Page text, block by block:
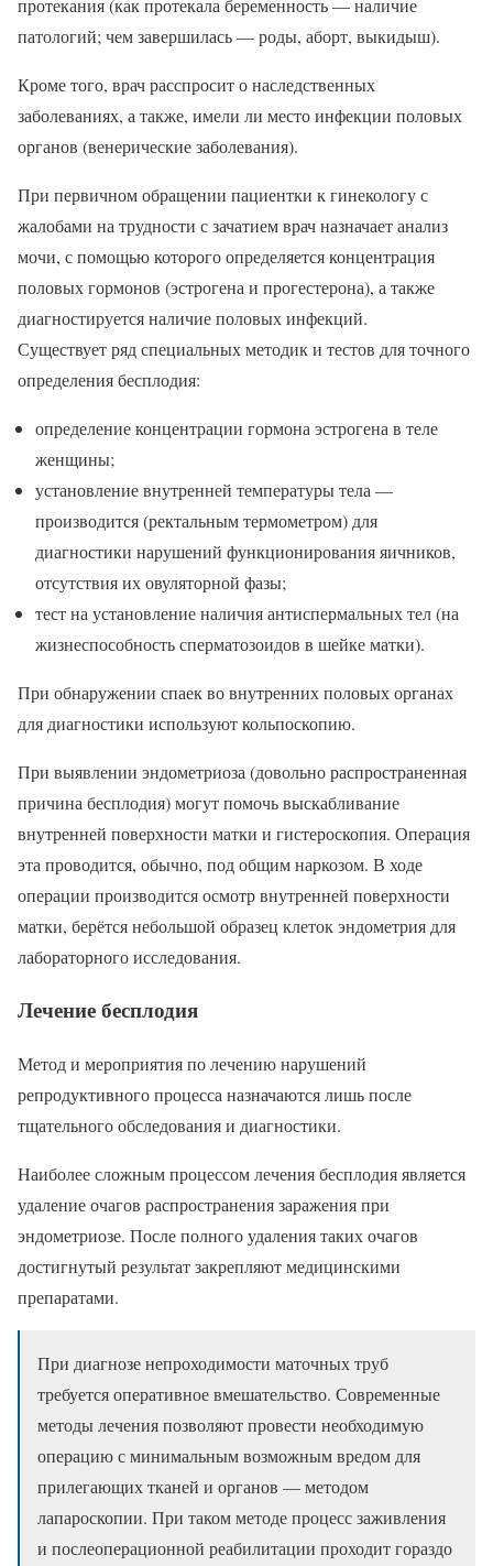
патологий; чем завершилась — роды, аборт, выкидыш).
Кроме того, врач расспросит о наследственных
заболеваниях, а также, имели ли место инфекции половых
органов (венерические заболевания).
При первичном обращении пациентки к гинекологу с
жалобами на трудности с зачатием врач назначает анализ
мочи, с помощью которого определяется концентрация
половых гормонов (эстрогена и прогестерона), а также
диагностируется наличие половых инфекций.
Существует ряд специальных методик и тестов для точного
определения бесплодия:
определение концентрации гормона эстрогена в теле
женщины;
установление внутренней температуры тела —
производится (ректальным термометром) для
диагностики нарушений функционирования яичников,
отсутствия их овуляторной фазы;
тест на установление наличия антиспермальных тел (на
жизнеспособность сперматозоидов в шейке матки).
При обнаружении спаек во внутренних половых органах
для диагностики используют кольпоскопию.
При выявлении эндометриоза (довольно распространенная
причина бесплодия) могут помочь выскабливание
внутренней поверхности матки и гистероскопия. Операция
эта проводится, обычно, под общим наркозом. В ходе
операции производится осмотр внутренней поверхности
матки, берётся небольшой образец клеток эндометрия для
лабораторного исследования.
Лечение бесплодия
Метод и мероприятия по лечению нарушений
репродуктивного процесса назначаются лишь после
тщательного обследования и диагностики.
Наиболее сложным процессом лечения бесплодия является
удаление очагов распространения заражения при
эндометриозе. После полного удаления таких очагов
достигнутый результат закрепляют медицинскими
препаратами.
При диагнозе непроходимости маточных труб
требуется оперативное вмешательство. Современные
методы лечения позволяют провести необходимую
операцию с минимальным возможным вредом для
прилегающих тканей и органов — методом
лапароскопии. При таком методе процесс заживления
и послеоперационной реабилитации проходит гораздо